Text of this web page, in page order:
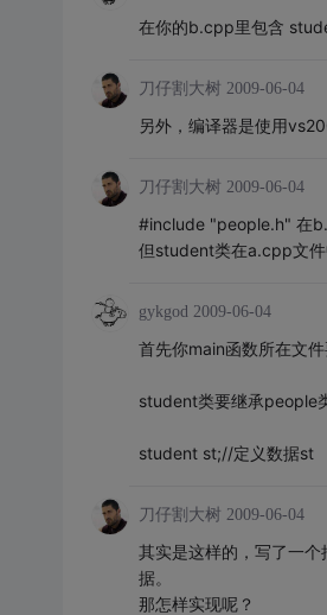
在你的b.cpp里包含
刀仔割大树 2009-06-04
另外，编译器是使用
刀仔割大树 2009-06-04
#include "people.h" 在
但student类在a.cpp文
gykgod 2009-06-04
首先你main函数所在文
student类要继承people
student st;//定义数据st
刀仔割大树 2009-06-04
其实是这样的，写了一
据。
那怎样实现呢？